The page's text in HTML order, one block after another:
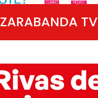
ZARABANDA TV